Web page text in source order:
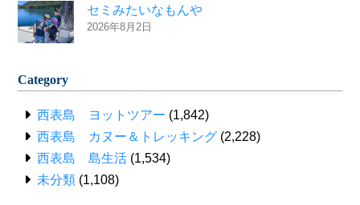
セミみたいなもんや
2026年8月2日
Category
西表島 ヨットツアー (1,842)
西表島 カヌー＆トレッキング (2,228)
西表島 島生活 (1,534)
未分類 (1,108)